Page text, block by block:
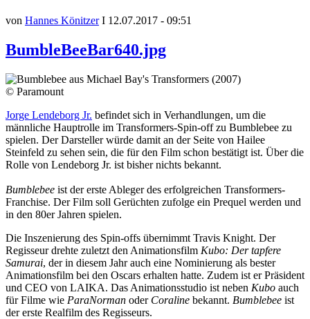
von Hannes KönitzerI 12.07.2017 - 09:51
BumbleBeeBar640.jpg
© Paramount
Jorge Lendeborg Jr. befindet sich in Verhandlungen, um die
männliche Hauptrolle im Transformers-Spin-off zu Bumblebee zu
spielen. Der Darsteller würde damit an der Seite von Hailee
Steinfeld zu sehen sein, die für den Film schon bestätigt ist. Über die
Rolle von Lendeborg Jr. ist bisher nichts bekannt.
Bumblebee ist der erste Ableger des erfolgreichen Transformers-
Franchise. Der Film soll Gerüchten zufolge ein Prequel werden und
in den 80er Jahren spielen.
Die Inszenierung des Spin-offs übernimmt Travis Knight. Der
Regisseur drehte zuletzt den Animationsfilm Kubo: Der tapfere
Samurai, der in diesem Jahr auch eine Nominierung als bester
Animationsfilm bei den Oscars erhalten hatte. Zudem ist er Präsident
und CEO von LAIKA. Das Animationsstudio ist neben Kubo auch
für Filme wie ParaNorman oder Coraline bekannt. Bumblebee ist
der erste Realfilm des Regisseurs.